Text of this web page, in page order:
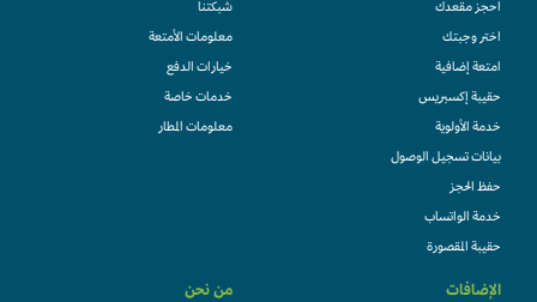
احجز مقعدك
اختر وجبتك
امتعة إضافية
حقيبة إكسبريس
خدمة الأولوية
بيانات تسجيل الوصول
حفظ الحجز
خدمة الواتساب
حقيبة المقصورة
شبكتنا
معلومات الأمتعة
خيارات الدفع
خدمات خاصة
معلومات المطار
الإضافات من نحن